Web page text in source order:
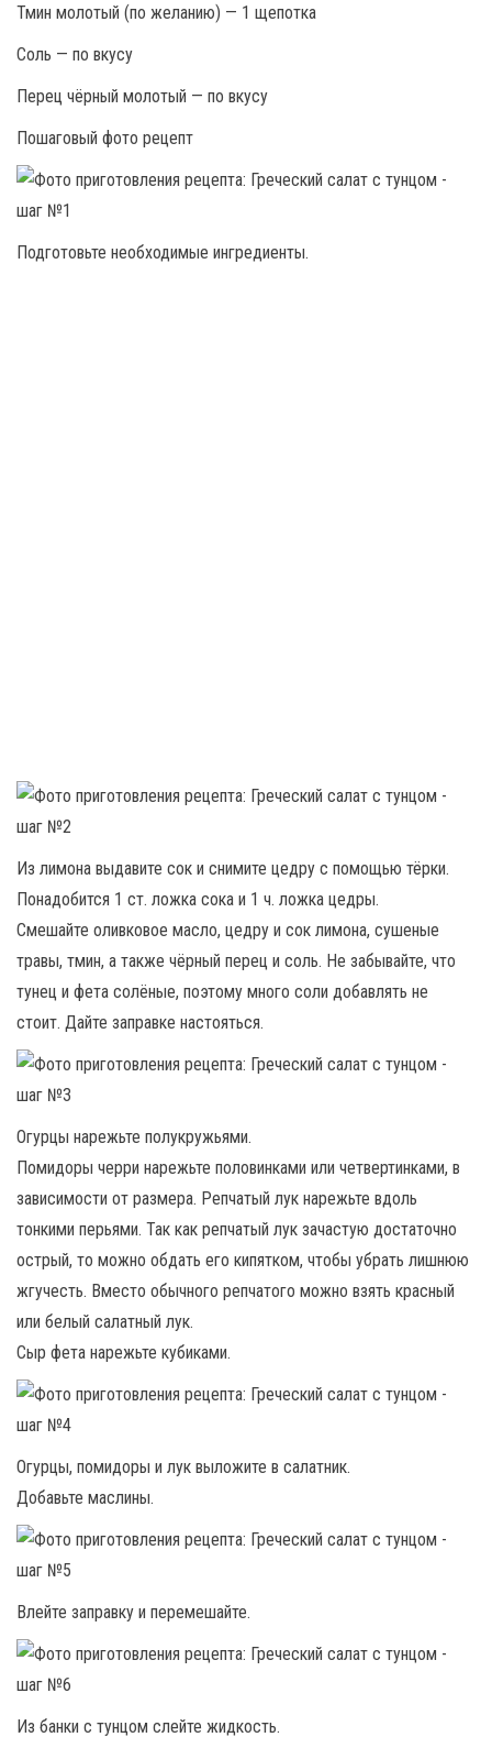
Тмин молотый (по желанию) — 1 щепотка
Соль — по вкусу
Перец чёрный молотый — по вкусу
Пошаговый фото рецепт
Подготовьте необходимые ингредиенты.
Из лимона выдавите сок и снимите цедру с помощью тёрки.
Понадобится 1 ст. ложка сока и 1 ч. ложка цедры.
Смешайте оливковое масло, цедру и сок лимона, сушеные
травы, тмин, а также чёрный перец и соль. Не забывайте, что
тунец и фета солёные, поэтому много соли добавлять не
стоит. Дайте заправке настояться.
Огурцы нарежьте полукружьями.
Помидоры черри нарежьте половинками или четвертинками, в
зависимости от размера. Репчатый лук нарежьте вдоль
тонкими перьями. Так как репчатый лук зачастую достаточно
острый, то можно обдать его кипятком, чтобы убрать лишнюю
жгучесть. Вместо обычного репчатого можно взять красный
или белый салатный лук.
Сыр фета нарежьте кубиками.
Огурцы, помидоры и лук выложите в салатник.
Добавьте маслины.
Влейте заправку и перемешайте.
Из банки с тунцом слейте жидкость.